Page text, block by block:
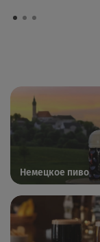
Немецкое пиво